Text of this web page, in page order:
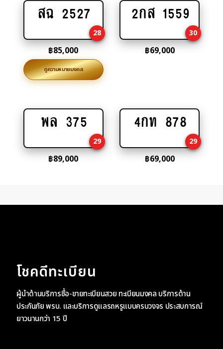
Add
cart
สฉ 2527
28
฿85,000
ดูความหมายมงคล
Add
cart
2กส 1559
30
฿69,000
Add
cart
พล 375
29
฿89,000
Add
cart
4กท 878
29
฿69,000
โชคดีทะเบียน
ผู้นำด้านบริการซื้อ-ขายทะเบียนสวย ทะเบียนมงคล บริการด้าน
ประกันภัย พรบ. และบริการดูแลรถหรูแบบครบวงจร ประสบการณ์
ยาวนานกว่า 15 ปี